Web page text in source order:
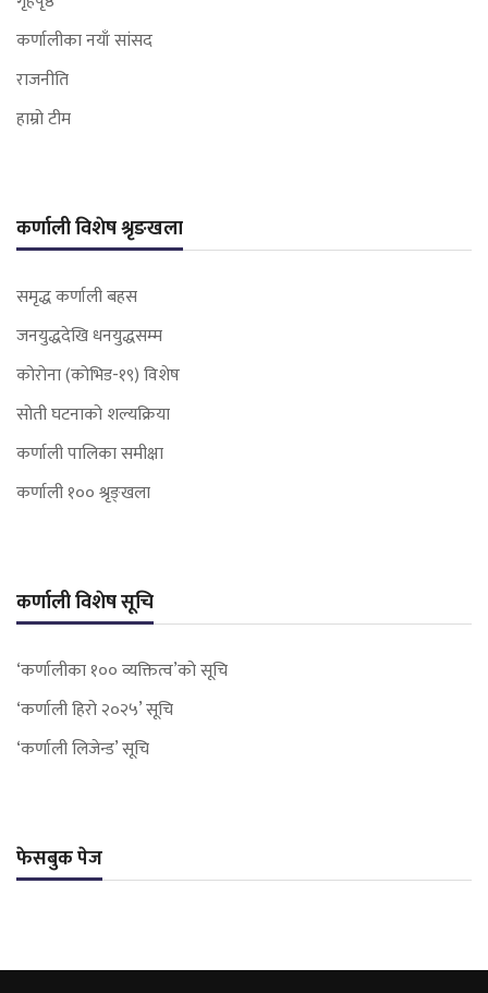
कर्णालीका नयाँ सांसद
राजनीति
हाम्रो टीम
कर्णाली विशेष श्रृङखला
समृद्ध कर्णाली बहस
जनयुद्धदेखि धनयुद्धसम्म
कोरोना (कोभिड-१९) विशेष
सोती घटनाको शल्यक्रिया
कर्णाली पालिका समीक्षा
कर्णाली १०० श्रृङ्खला
कर्णाली विशेष सूचि
‘कर्णालीका १०० व्यक्तित्व’को सूचि
‘कर्णाली हिरो २०२५’ सूचि
‘कर्णाली लिजेन्ड’ सूचि
फेसबुक पेज